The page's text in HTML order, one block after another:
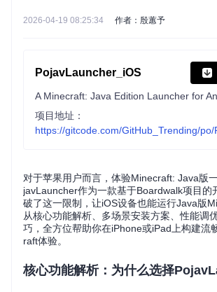
2026-04-19 08:25:34 作者：殷蕙予
PojavLauncher_iOS
项目地址：
https://gitcode.com/GitHub_Trending/
对于苹果用户而言，体验Minecraft: Java版
javLauncher作为一款基于Boardwalk项目的
破了这一限制，让iOS设备也能运行Java版
从核心功能解析、多场景安装方案、性能调
巧，全方位帮助你在iPhone或iPad上构建流
raft体验。
核心功能解析：为什么选择